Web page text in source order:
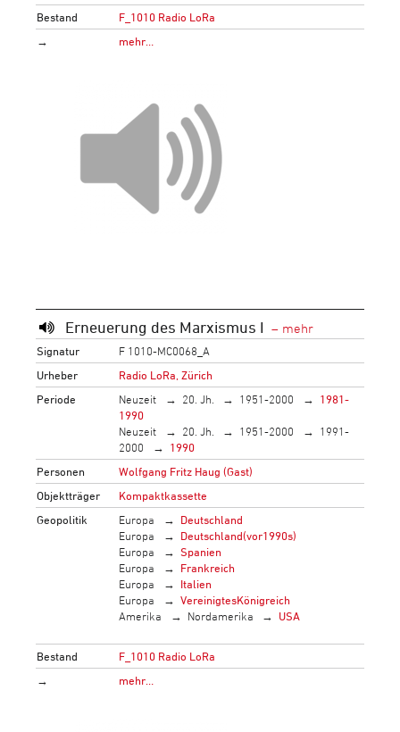
Bestand
F_1010 Radio LoRa
→
mehr…
Erneuerung des Marxismus I
Signatur
F 1010-MC0068_A
Urheber
Radio LoRa, Zürich
Periode
Neuzeit 20. Jh. 1951-2000
1981-
1990
Neuzeit
20. Jh. 1951-2000
1991-
2000
1990
Personen
Wolfgang Fritz Haug (Gast)
Objektträger
Kompaktkassette
Geopolitik
Europa
Deutschland
Europa
Deutschland(vor1990s)
Europa
Spanien
Europa
Frankreich
Europa
Italien
Europa
VereinigtesKönigreich
Amerika
Nordamerika USA
Bestand
F_1010 Radio LoRa
→
mehr…